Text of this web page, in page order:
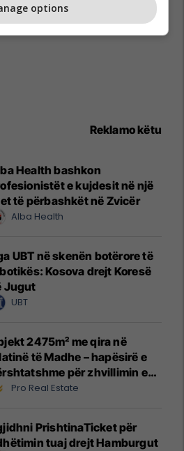
Reklamo këtu
Health bashkon
e kujdesit në një
të përbashkët në Zvicër
Alba Health
UBT në skenën botërore të
Kosova drejt Koresë
Jugut
UBT
2475m² me qira në
të Madhe – hapësirë e
për zhvillimin e
#16068
Pro Real Estate
PrishtinaTicket për
tuaj drejt Hamburgut
options